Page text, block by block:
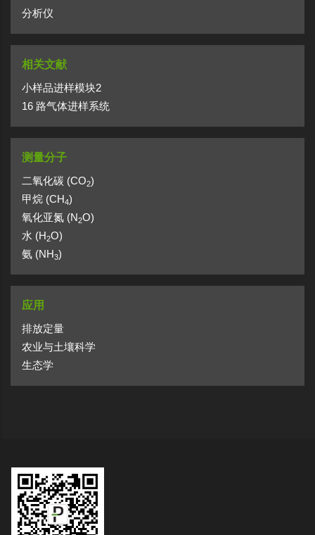
分析仪
相关文献
小样品进样模块2
16 路气体进样系统
测量分子
二氧化碳 (CO2)
甲烷 (CH4)
氧化亚氮 (N2O)
水 (H2O)
氨 (NH3)
应用
排放定量
农业与土壤科学
生态学